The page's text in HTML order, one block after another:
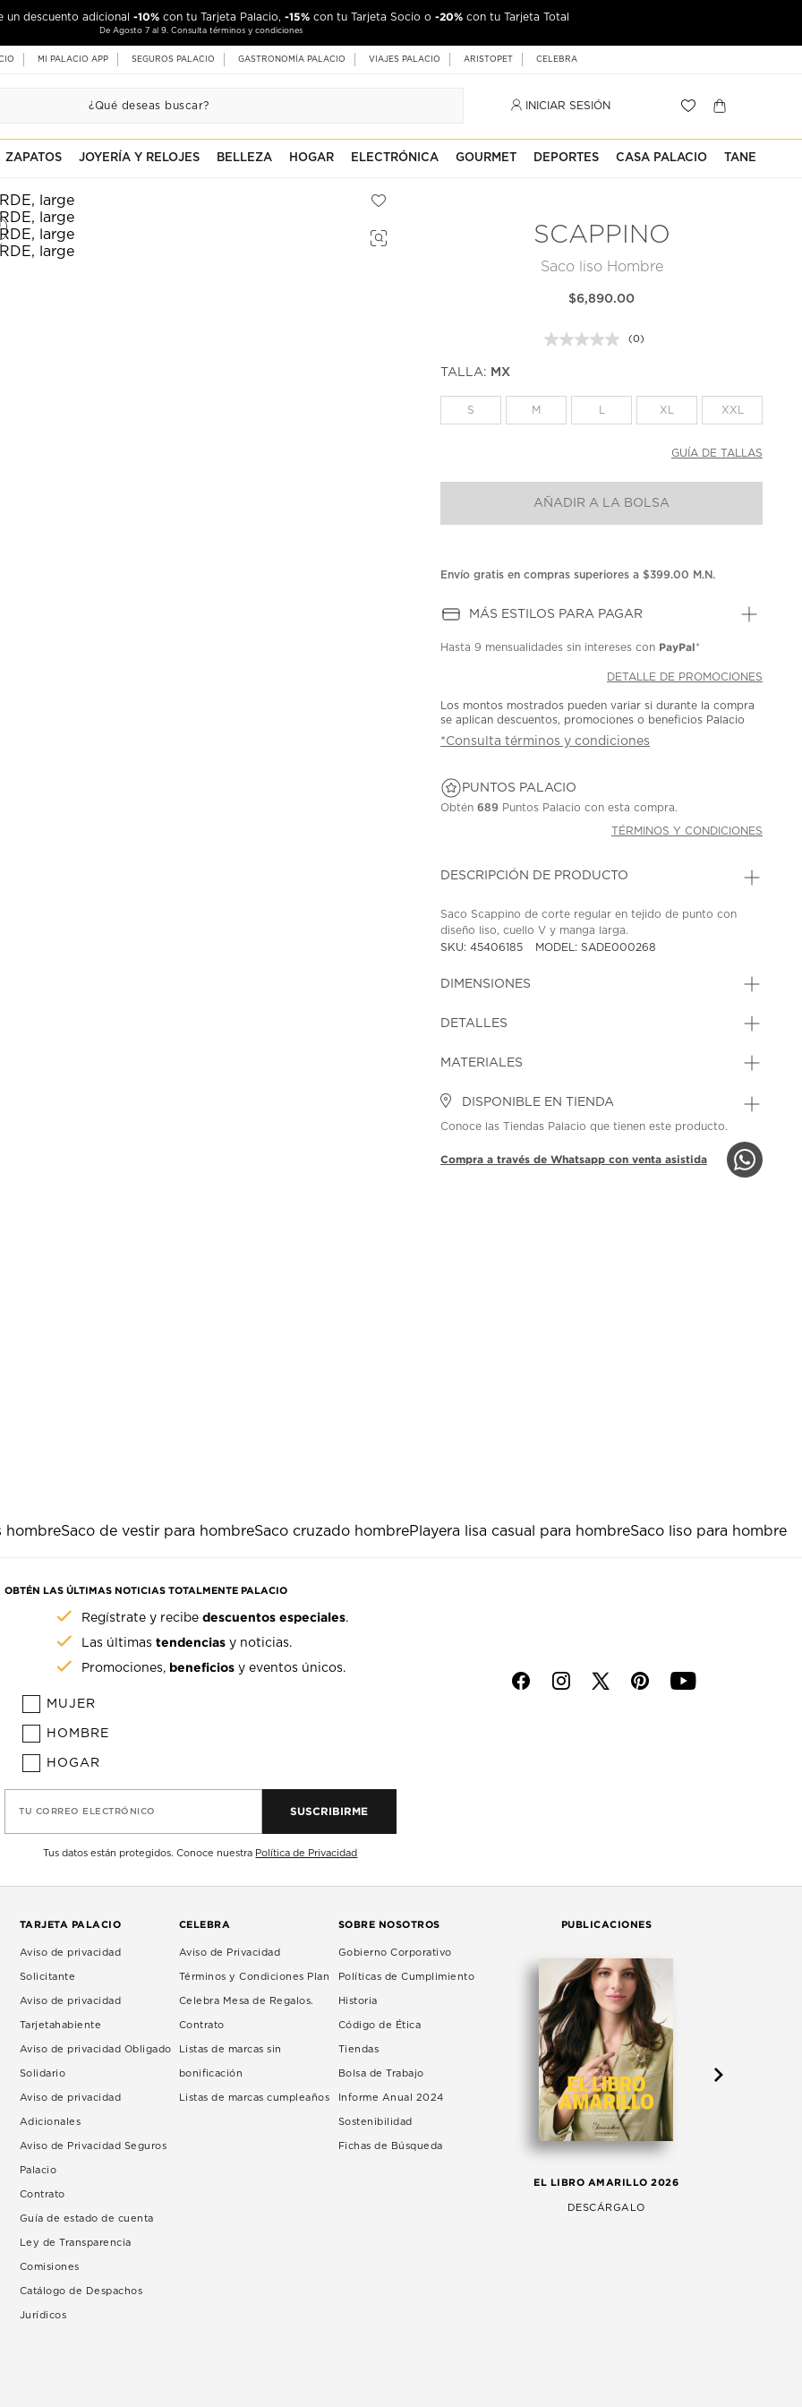
un descuento adicional -10% con tu Tarjeta Palacio, -15% con tu Tarjeta Socio o -20% con tu Tarjeta Total
De Agosto 7 al 9. Consulta términos y condiciones
MI PALACIO APP SEGUROS PALACIO GASTRONOMÍA PALACIO VIAJES PALACIO ARISTOPET CELEBRA
INICIAR SESIÓN
ZAPATOS JOYERÍA Y RELOJES BELLEZA HOGAR ELECTRÓNICA GOURMET DEPORTES CASA PALACIO TANE
SCAPPINO
Saco liso Hombre
$6,890.00
Sin
misma
(0)
TALLA: MX
S M XL XXL
GUÍA DE TALLAS
AÑADIR A LA BOLSA
Envío gratis en compras superiores a $399.00 M.N.
MÁS ESTILOS PARA PAGAR
Hasta9 mensualidades sin intereses con PayPal*
DETALLE DE PROMOCIONES
Los montos mostrados pueden variar si durante la compra
se aplican descuentos, promociones o beneficios Palacio
*Consulta términos y condiciones
PUNTOS PALACIO
Obtén689 Puntos Palacio con esta compra.
TÉRMINOS Y CONDICIONES
DESCRIPCIÓN DE PRODUCTO
Saco Scappino de corte regular en tejido de punto con
diseño liso, cuello V y manga larga.
SKU: 45406185
MODEL: SADE000268
DIMENSIONES
DETALLES
MATERIALES
DISPONIBLE EN TIENDA
Conoce las Tiendas Palacio que tienen este producto.
Compra a través de Whatsapp con venta asistida
hombreSaco de vestir para hombreSaco cruzado hombrePlayera lisa casual para hombreSaco liso para hombre
OBTÉN LAS ÚLTIMAS NOTICIAS TOTALMENTE PALACIO
Regístrate y recibedescuentos especiales.
Las últimastendencias y noticias.
Promociones, beneficios y eventos únicos.
MUJER
HOMBRE
HOGAR
TU CORREO ELECTRÓNICO SUSCRIBIRME
Tus datos están protegidos. Conoce nuestra Política de Privacidad
f i p y
TARJETA PALACIO
Aviso de privacidad
Solicitante
Aviso de privacidad
Tarjetahabiente
Aviso de privacidad Obligado
Solidario
Aviso de privacidad
Adicionales
Aviso de Privacidad Seguros
Palacio
Contrato
Guía de estado de cuenta
Ley de Transparencia
Comisiones
Catálogo de Despachos
Jurídicos
CELEBRA
Aviso de Privacidad
Términos y Condiciones Plan
Celebra Mesa de Regalos.
Contrato
Listas de marcas sin
bonificación
Listas de marcas cumpleaños
SOBRE NOSOTROS
Gobierno Corporativo
Políticas de Cumplimiento
Historia
Código de Ética
Tiendas
Bolsa de Trabajo
Informe Anual 2024
Sostenibilidad
Fichas de Búsqueda
PUBLICACIONES
EL LIBRO AMARILLO 2026
DESCÁRGALO